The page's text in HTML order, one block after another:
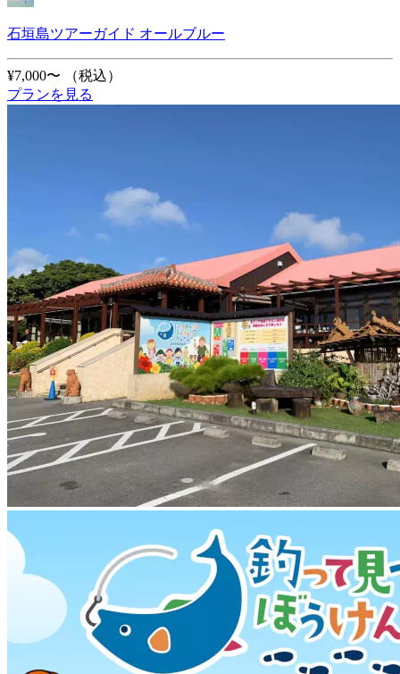
石垣島ツアーガイド オールブルー
¥7,000〜
（税込）
プランを見る